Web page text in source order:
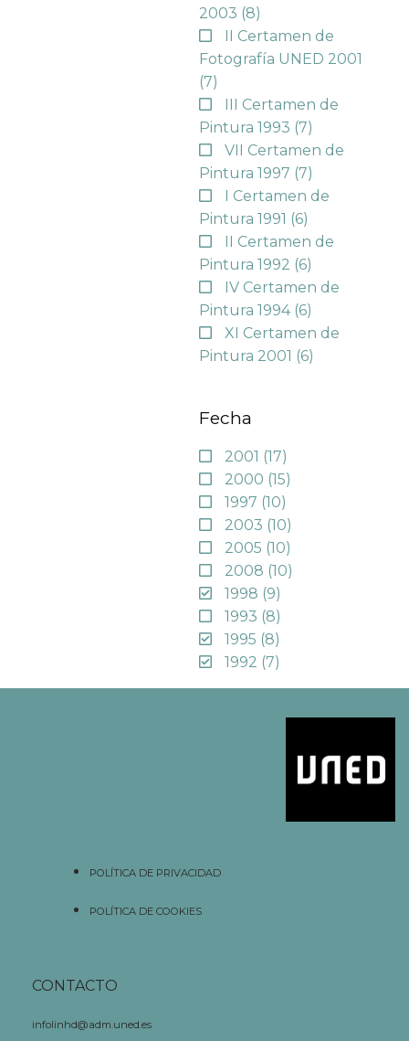
2003 (8)
II Certamen de
Fotografía UNED 2001
(7)
III Certamen de
Pintura 1993 (7)
VII Certamen de
Pintura 1997 (7)
I Certamen de
Pintura 1991 (6)
II Certamen de
Pintura 1992 (6)
IV Certamen de
Pintura 1994 (6)
XI Certamen de
Pintura 2001 (6)
Fecha
2001 (17)
2000 (15)
1997 (10)
2003 (10)
2005 (10)
2008 (10)
1998 (9)
1993 (8)
1995 (8)
1992 (7)
POLÍTICA DE PRIVACIDAD
POLÍTICA DE COOKIES
CONTACTO
infolinhd@adm.uned.es